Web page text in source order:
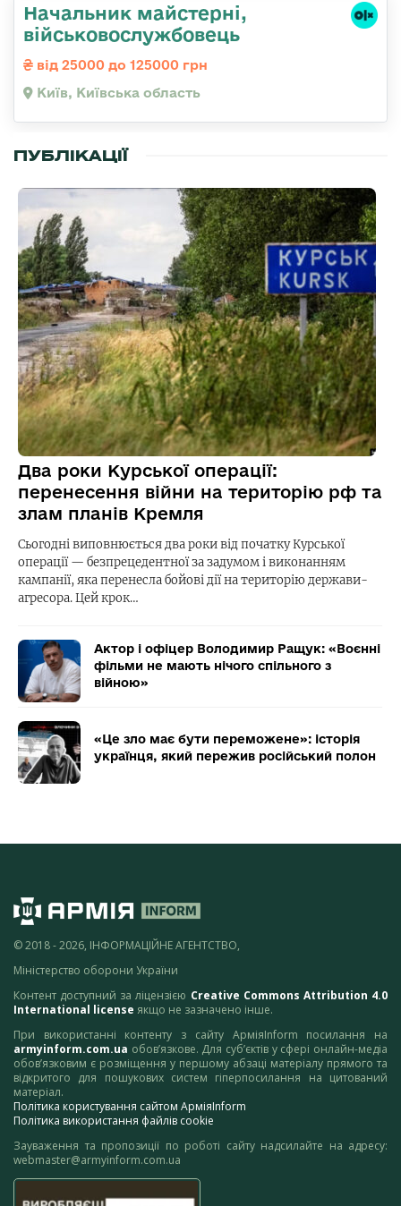
Начальник майстерні,
військовослужбовець
від 25000 до 125000 грн
Київ, Київська область
ПУБЛІКАЦІЇ
Два роки Курської операції:
перенесення війни на територію рф та
злам планів Кремля
Сьогодні виповнюється два роки від початку Курської
операції — безпрецедентної за задумом і виконанням
кампанії, яка перенесла бойові дії на територію держави-
агресора. Цей крок…
Актор і офіцер Володимир Ращук: «Воєнні
фільми не мають нічого спільного з
війною»
«Це зло має бути переможене»: історія
українця, який пережив російський полон
© 2018 - 2026, ІНФОРМАЦІЙНЕ АГЕНТСТВО,
Міністерство оборони України
Контент доступний за ліцензією Creative Commons Attribution 4.0
International license якщо не зазначено інше.
При використанні контенту з сайту АрміяInform посилання на
armyinform.com.ua обов’язкове. Для суб’єктів у сфері онлайн-медіа
обов’язковим є розміщення у першому абзаці матеріалу прямого та
відкритого для пошукових систем гіперпосилання на цитований
матеріал.
Політика користування сайтом АрміяInform
Політика використання файлів cookie
Зауваження та пропозиції по роботі сайту надсилайте на адресу:
webmaster@armyinform.com.ua